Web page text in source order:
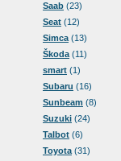
Saab (23)
Seat (12)
Simca (13)
Škoda (11)
smart (1)
Subaru (16)
Sunbeam (8)
Suzuki (24)
Talbot (6)
Toyota (31)